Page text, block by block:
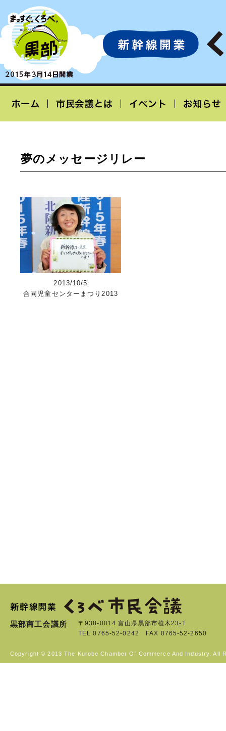
夢のメッセージリレー
2013/10/5
合同児童センターまつり2013
黒部商工会議所
〒938-0014 富山県黒部市植木23-1
TEL 0765-52-0242 FAX 0765-52-2650
Copyright © 2013 The Kurobe Chamber Of Commerce And Industry. All